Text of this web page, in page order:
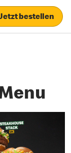
bestellen